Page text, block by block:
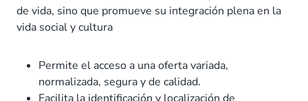
de vida, sino que promueve su integración plena en la
vida social y cultura
Permite el acceso a una oferta variada,
normalizada, segura y de calidad.